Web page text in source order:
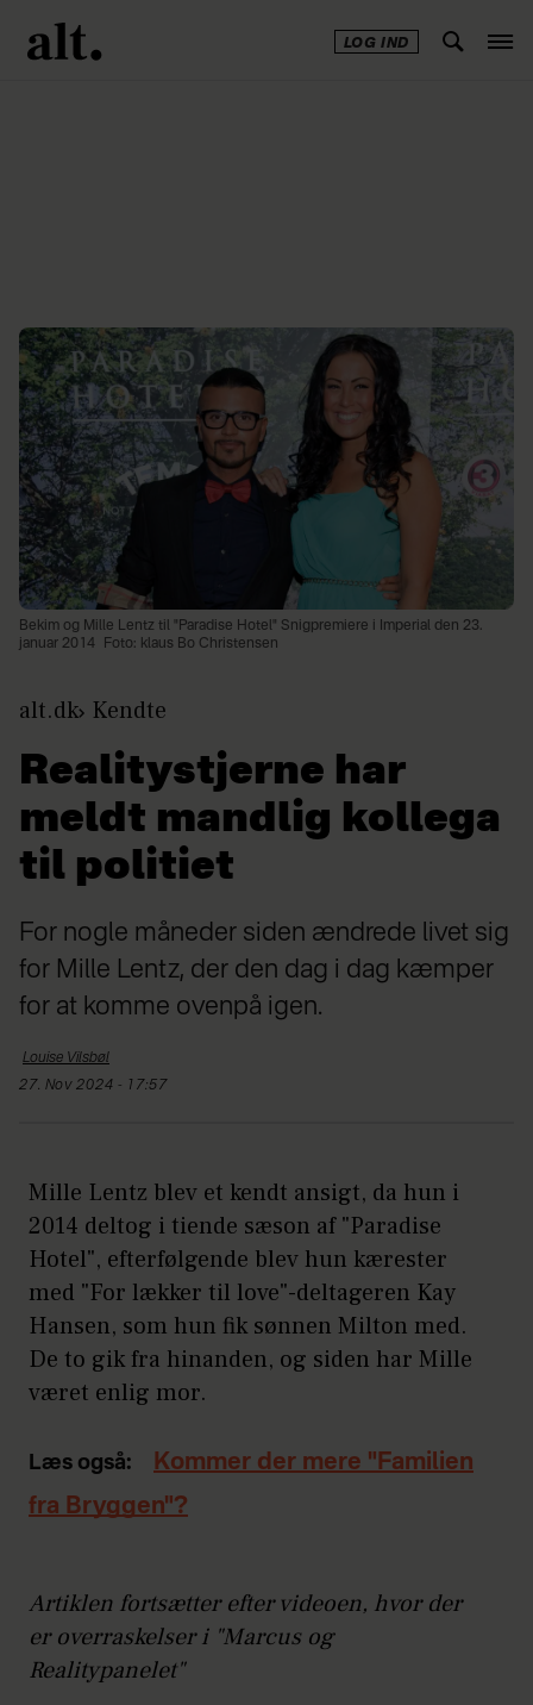
LOG IND
Bekim og Mille Lentz til "Paradise Hotel" Snigpremiere i Imperial den 23.
januar 2014
Foto: klaus Bo Christensen
alt.dk Kendte
Realitystjerne har
meldt mandlig kollega
til politiet
For nogle måneder siden ændrede livet sig
for Mille Lentz, der den dag i dag kæmper
for at komme ovenpå igen.
Louise Vilsbøl
27. Nov 2024 - 17:57
Mille Lentz blev et kendt ansigt, da hun i
2014 deltog i tiende sæson af "Paradise
Hotel", efterfølgende blev hun kærester
med "For lækker til love"-deltageren Kay
Hansen, som hun fik sønnen Milton med.
De to gik fra hinanden, og siden har Mille
været enlig mor.
Læs også:
Kommer der mere "Familien
fra Bryggen"?
Artiklen fortsætter efter videoen, hvor der
er overraskelser i "Marcus og
Realitypanelet"